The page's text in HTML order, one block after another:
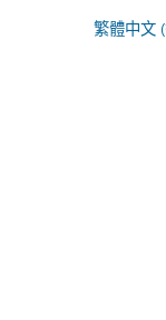
繁體中文